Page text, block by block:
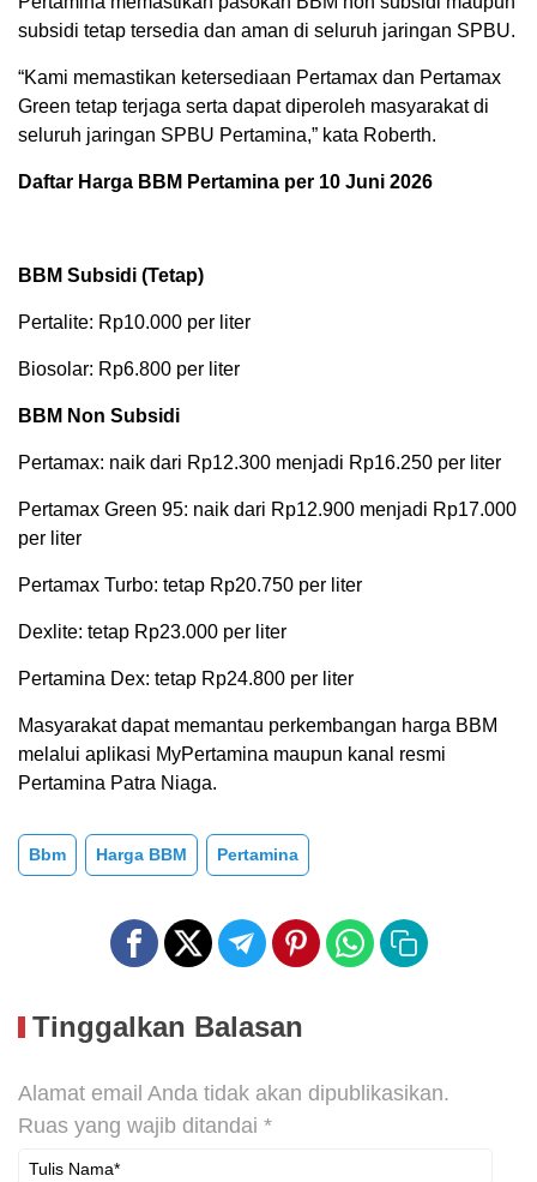
subsidi tetap tersedia dan aman di seluruh jaringan SPBU.
“Kami memastikan ketersediaan Pertamax dan Pertamax
Green tetap terjaga serta dapat diperoleh masyarakat di
seluruh jaringan SPBU Pertamina,” kata Roberth.
Daftar Harga BBM Pertamina per 10 Juni 2026
BBM Subsidi (Tetap)
Pertalite: Rp10.000 per liter
Biosolar: Rp6.800 per liter
BBM Non Subsidi
Pertamax: naik dari Rp12.300 menjadi Rp16.250 per liter
Pertamax Green 95: naik dari Rp12.900 menjadi Rp17.000
per liter
Pertamax Turbo: tetap Rp20.750 per liter
Dexlite: tetap Rp23.000 per liter
Pertamina Dex: tetap Rp24.800 per liter
Masyarakat dapat memantau perkembangan harga BBM
melalui aplikasi MyPertamina maupun kanal resmi
Pertamina Patra Niaga.
Bbm Harga BBM Pertamina
Tinggalkan Balasan
Alamat email Anda tidak akan dipublikasikan.
Ruas yang wajib ditandai *